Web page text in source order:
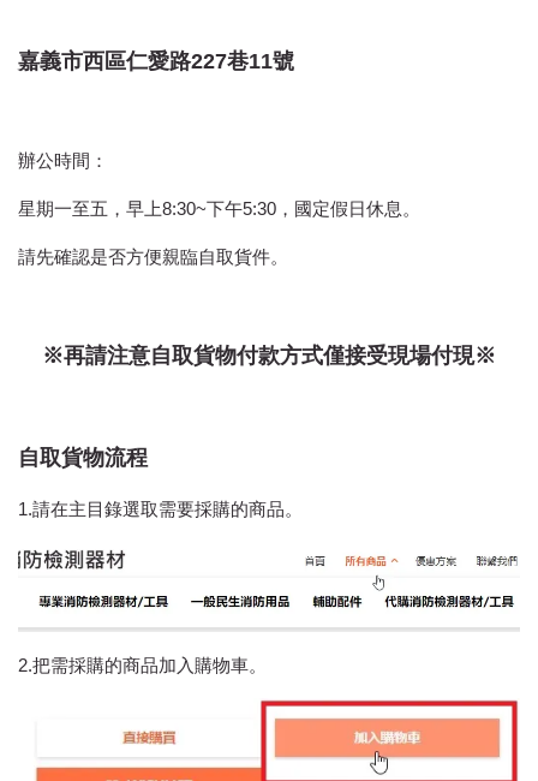
嘉義市西區仁愛路227巷11號
辦公時間：
星期一至五，早上8:30~下午5:30，國定假日休息。
請先確認是否方便親臨自取貨件。
※再請注意自取貨物付款方式僅接受現場付現※
自取貨物流程
1.請在主目錄選取需要採購的商品。
2.把需採購的商品加入購物車。